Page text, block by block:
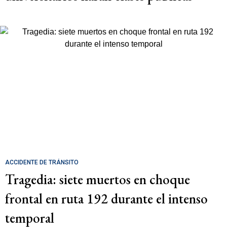
ACCIDENTE DE TRÁNSITO
Tragedia: siete muertos en choque
frontal en ruta 192 durante el intenso
temporal